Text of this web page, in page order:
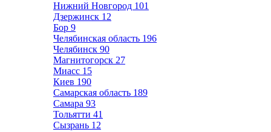
Нижний Новгород 101
Дзержинск 12
Бор 9
Челябинская область 196
Челябинск 90
Магнитогорск 27
Миасс 15
Киев 190
Самарская область 189
Самара 93
Тольятти 41
Сызрань 12